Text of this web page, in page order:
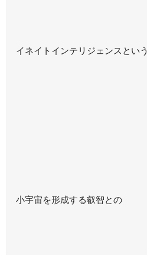
イネイトインテリジェンスという
小宇宙を形成する叡智との